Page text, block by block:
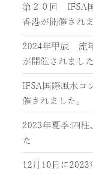
第２０回 IFSA
香港が開催され
2024年甲辰 流
が開催されました
IFSA国際風水コ
催されました。
2023年夏季:四柱
た
12月10日に2023